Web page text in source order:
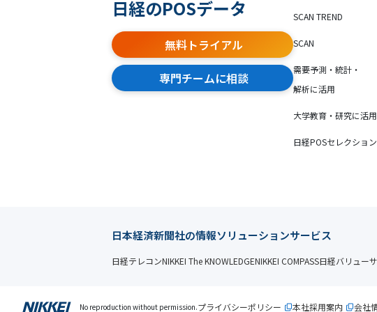
日経のPOSデータ
無料トライアル
専門チームに相談
SCAN TREND
SCAN
需要予測・統計・
解析に活用
大学教育・研究に活用
日経POSセレクション
日本経済新聞社の情報ソリューションサービス
日経テレコンNIKKEI The KNOWLEDGENIKKEI COMPASS日経バリュー
No reproduction without permission.プライバシーポリシー 本社採用案内 会社